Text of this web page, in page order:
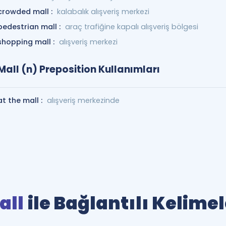
mall : kalabalık alışveriş merkezi
mall : araç trafiğine kapalı alışveriş bölgesi
mall : alışveriş merkezi
(n) Preposition Kullanımları
the mall : alışveriş merkezinde
ile Bağlantılı